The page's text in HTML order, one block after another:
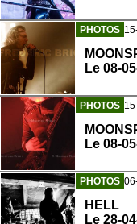
PHOTOS
Le 08-
PHOTOS
Le 08-
PHOTOS
HELL
Le 28-